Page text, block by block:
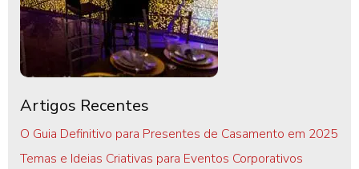
Artigos Recentes
O Guia Definitivo para Presentes de Casamento em 2025
Temas e Ideias Criativas para Eventos Corporativos